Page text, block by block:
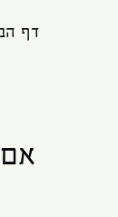
דף